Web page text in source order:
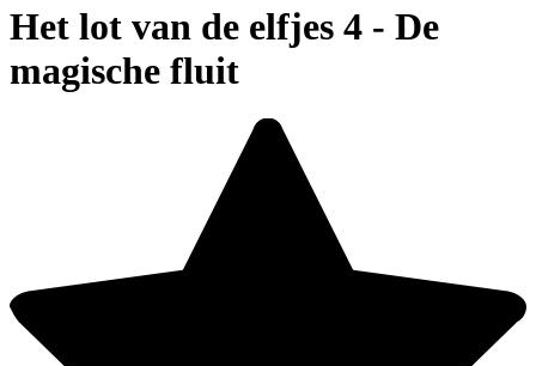
Het lot van de elfjes 4 - De
magische fluit